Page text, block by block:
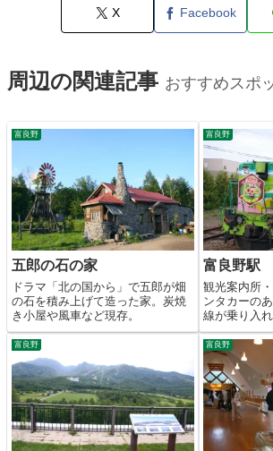
X Facebook
周辺の関連記事 おすすめスポ
富良野
五郎の石の家
ドラマ「北の国から」で五郎が畑
の石を積み上げて造った家。炭焼
き小屋や風車など現存。
富良野
富良野駅
観光案内所
ンタカーの
線が乗り入
富良野 富良野